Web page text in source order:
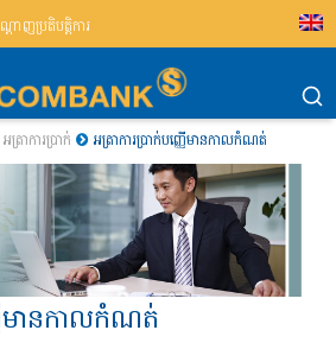
តាញ​ប្រតិបត្តិការ
អត្រាការប្រាក់
អត្រាការប្រាក់បញ្ញើមានកាលកំណត់
ើមានកាលកំណត់